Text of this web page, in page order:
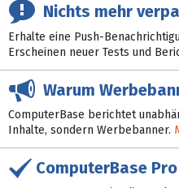
Nichts mehr
Erhalte eine Push-
Erscheinen neuer Tests und
Warum
ComputerBase berichtet
Inhalte, sondern Werbebanner.
ComputerBase Pro